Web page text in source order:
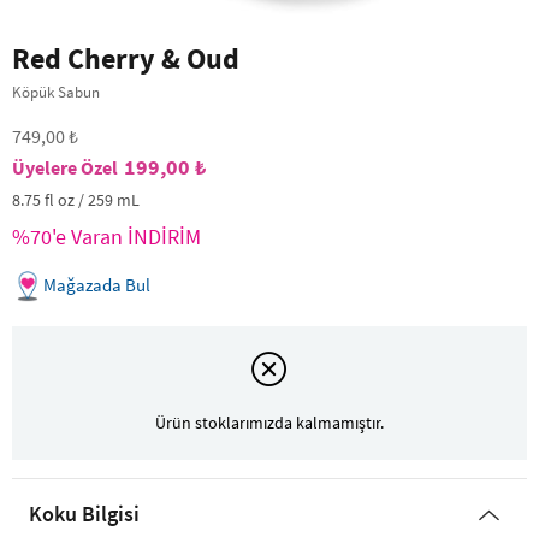
Red Cherry & Oud
Köpük Sabun
749,00 ₺
199,00 ₺
8.75 fl oz / 259 mL
%70'e Varan İNDİRİM
Mağazada Bul
Ürün stoklarımızda kalmamıştır.
Koku Bilgisi